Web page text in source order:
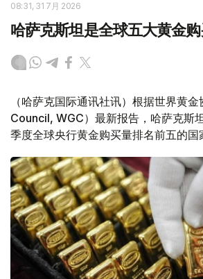
08:31, 31 7月 2026
哈萨克斯坦是全球五大黄金
（哈萨克国际通讯社讯）根据世界黄
Council, WGC）最新报告，哈萨克斯
季度全球央行黄金购买量排名前五的国